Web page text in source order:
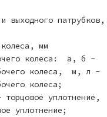
выходного патрубков,
мм
колеса: а, б -
колеса, м, л -
колеса;
уплотнение,
уплотнение;